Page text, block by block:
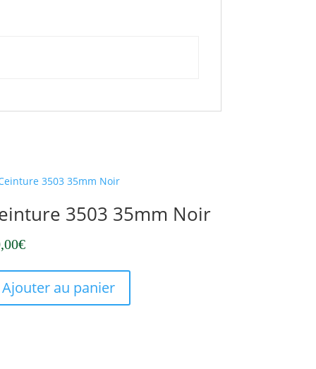
3503 35mm Noir
€
Ajouter au panier